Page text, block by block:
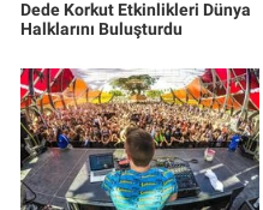
Dede Korkut Etkinlikleri Dünya
Halklarını Buluşturdu